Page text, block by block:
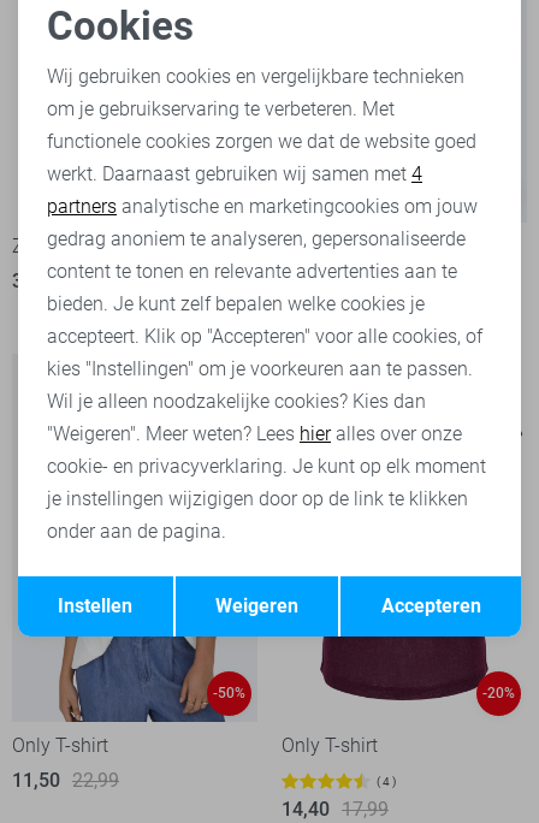
Zoso T-shirt
35,00
69,95
Only T-shirt
14,40 17,99
-50%
Only T-shirt
11,50 22,99
-20%
Only T-shirt
4
14,40 17,99
Noodzakelijke cookies
Personalisatie cookies
Analytische cookies
Marketing cookies
Terug Opslaan
Cookies
Wij gebruiken cookies en vergelijkbare technieken
om je gebruikservaring te verbeteren. Met
functionele cookies zorgen we dat de website goed
werkt. Daarnaast gebruiken wij samen met 4
partners analytische en marketingcookies om jouw
gedrag anoniem te analyseren, gepersonaliseerde
content te tonen en relevante advertenties aan te
bieden. Je kunt zelf bepalen welke cookies je
accepteert. Klik op "Accepteren" voor alle cookies, of
kies "Instellingen" om je voorkeuren aan te passen.
Wil je alleen noodzakelijke cookies? Kies dan
"Weigeren". Meer weten? Lees hieralles over onze
cookie- en privacyverklaring. Je kunt op elk moment
je instellingen wijzigigen door op de link te klikken
onder aan de pagina.
Accepteren
Weigeren
Instellen